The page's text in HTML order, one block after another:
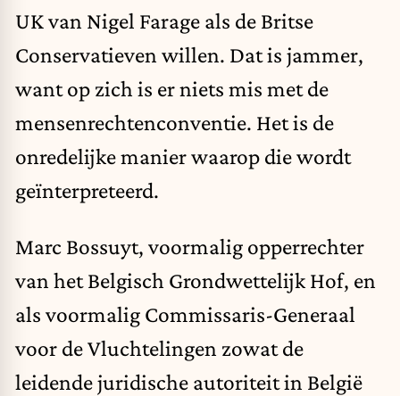
UK van Nigel Farage als de Britse
Conservatieven willen. Dat is jammer,
want op zich is er niets mis met de
mensenrechtenconventie. Het is de
onredelijke manier waarop die wordt
geïnterpreteerd.
Marc Bossuyt, voormalig opperrechter
van het Belgisch Grondwettelijk Hof, en
als voormalig Commissaris-Generaal
voor de Vluchtelingen zowat de
leidende juridische autoriteit in België